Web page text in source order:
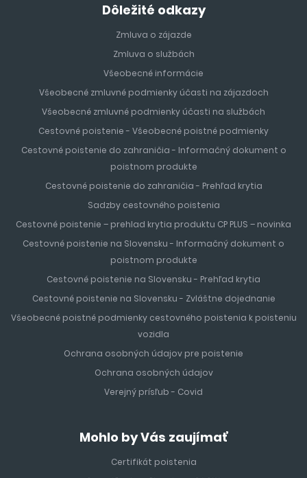
Dôležité odkazy
Zmluva o zájazde
Zmluva o službách
Všeobecné informácie
Všeobecné zmluvné podmienky účasti na zájazdoch
Všeobecné zmluvné podmienky účasti na službách
Cestovné poistenie - Všeobecné poistné podmienky
Cestovné poistenie do zahraničia - Informačný dokument o
poistnom produkte
Cestovné poistenie do zahraničia - Prehľad krytia
Sadzby cestovného poistenia
Cestovné poistenie – prehlad krytia produktu CP PLUS – novinka
Cestovné poistenie na Slovensku - Informačný dokument o
poistnom produkte
Cestovné poistenie na Slovensku - Prehľad krytia
Cestovné poistenie na Slovensku - Zvláštne dojednanie
Všeobecné poistné podmienky cestovného poistenia k poisteniu
vozidla
Ochrana osobných údajov pre poistenie
Ochrana osobných údajov
Verejný prísľub - Covid
Mohlo by Vás zaujímať
Certifikát poistenia